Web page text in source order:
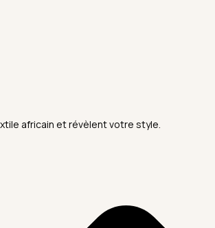
africain et révèlent votre style.